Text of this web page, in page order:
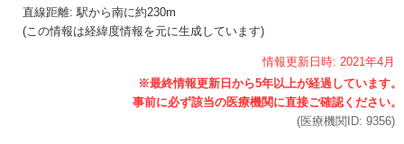
直線距離: 駅から南に約230m
(この情報は経緯度情報を元に生成しています)
情報更新日時: 2021年4月
(医療機関ID: 9356)